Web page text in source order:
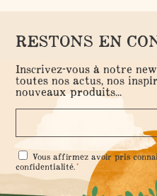
RESTONS EN
Inscrivez-vous à notre
toutes nos actus, nos
nouveaux produits...
RGPD
*
Vous affirmez avoir pris
confidentialité.*